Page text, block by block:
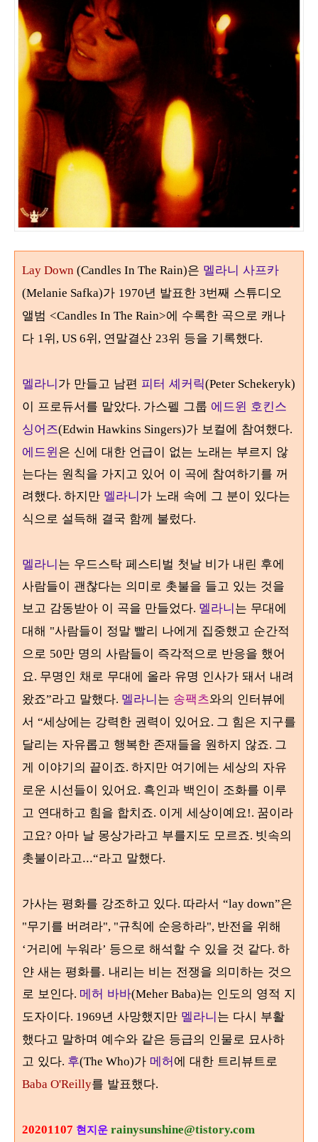
Lay Down (Candles In The Rain)은 멜라니 사프카
(Melanie Safka)가 1970년 발표한 3번째 스튜디오
앨범 <Candles In The Rain>에 수록한 곡으로 캐나
다 1위, US 6위, 연말결산 23위 등을 기록했다.
멜라니가 만들고 남편 피터 셰커릭(Peter Schekeryk)
이 프로듀서를 맡았다. 가스펠 그룹 에드윈 호킨스
싱어즈(Edwin Hawkins Singers)가 보컬에 참여했다.
에드윈은 신에 대한 언급이 없는 노래는 부르지 않
는다는 원칙을 가지고 있어 이 곡에 참여하기를 꺼
려했다. 하지만 멜라니가 노래 속에 그 분이 있다는
식으로 설득해 결국 함께 불렀다.
멜라니는 우드스탁 페스티벌 첫날 비가 내린 후에
사람들이 괜찮다는 의미로 촛불을 들고 있는 것을
보고 감동받아 이 곡을 만들었다. 멜라니는 무대에
대해 "사람들이 정말 빨리 나에게 집중했고 순간적
으로 50만 명의 사람들이 즉각적으로 반응을 했어
요. 무명인 채로 무대에 올라 유명 인사가 돼서 내려
왔죠”라고 말했다. 멜라니는 송팩츠와의 인터뷰에
서 “세상에는 강력한 권력이 있어요. 그 힘은 지구를
달리는 자유롭고 행복한 존재들을 원하지 않죠. 그
게 이야기의 끝이죠. 하지만 여기에는 세상의 자유
로운 시선들이 있어요. 흑인과 백인이 조화를 이루
고 연대하고 힘을 합치죠. 이게 세상이예요 !. 꿈이라
고요? 아마 날 몽상가라고 부를지도 모르죠. 빗속의
촛불이라고...“라고 말했다.
가사는 평화를 강조하고 있다. 따라서 “lay down”은
"무기를 버려라", "규칙에 순응하라", 반전을 위해
‘거리에 누워라’ 등으로 해석할 수 있을 것 같다. 하
얀 새는 평화를. 내리는 비는 전쟁을 의미하는 것으
로 보인다. 메허 바바(Meher Baba)는 인도의 영적 지
도자이다. 1969년 사망했지만 멜라니는 다시 부활
했다고 말하며 예수와 같은 등급의 인물로 묘사하
고 있다. 후(The Who)가 메허에 대한 트리뷰트로
Baba O'Reilly를 발표했다.
20201107 현지운 rainysunshine@tistory.com